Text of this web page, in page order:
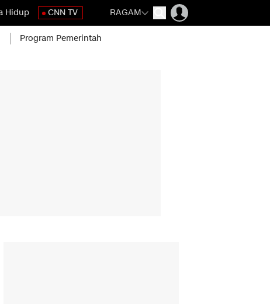
Hidup CNN TV RAGAM
Program Pemerintah